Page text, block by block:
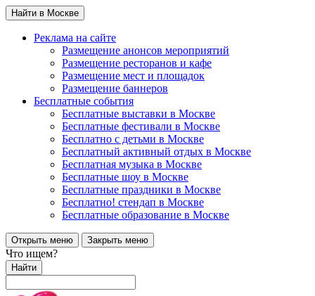
Найти в Москве
Реклама на сайте
Размещение анонсов мероприятий
Размещение ресторанов и кафе
Размещение мест и площадок
Размещение баннеров
Бесплатные события
Бесплатные выставки в Москве
Бесплатные фестивали в Москве
Бесплатно с детьми в Москве
Бесплатный активный отдых в Москве
Бесплатная музыка в Москве
Бесплатные шоу в Москве
Бесплатные праздники в Москве
Бесплатно! стендап в Москве
Бесплатные образование в Москве
Открыть меню Закрыть меню
Что ищем?
Найти